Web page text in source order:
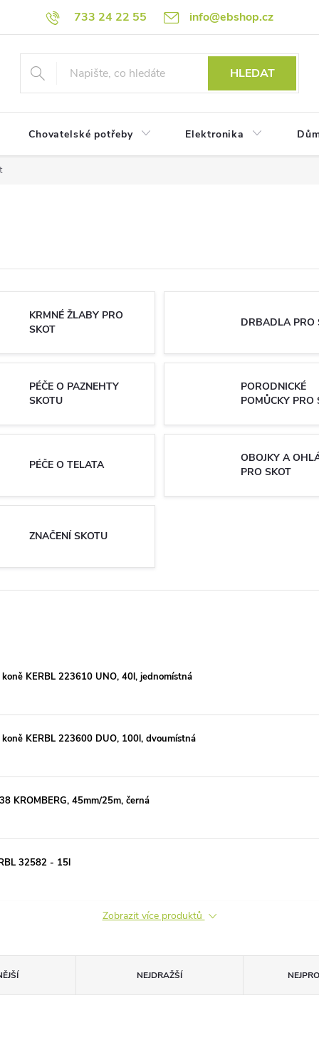
733 24 22 55 info@ebshop.cz
HLEDAT
Chovatelské potřeby Elektronika
KRMNÉ ŽLABY PRO
SKOT
DRBADLA PRO
PÉČE O PAZNEHTY
SKOTU
PORODNICKÉ
POMŮCKY PRO
PÉČE O TELATA
OBOJKY A
PRO SKOT
ZNAČENÍ SKOTU
KERBL 223610 UNO, 40l, jednomístná
KERBL 223600 DUO, 100l, dvoumístná
KROMBERG, 45mm/25m, černá
32582 - 15l
Zobrazit více produktů
NEJDRAŽŠÍ